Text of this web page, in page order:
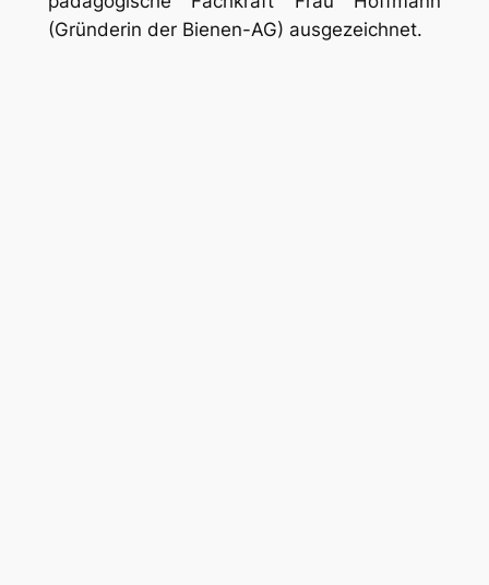
(Gründerin der Bienen-AG) ausgezeichnet.